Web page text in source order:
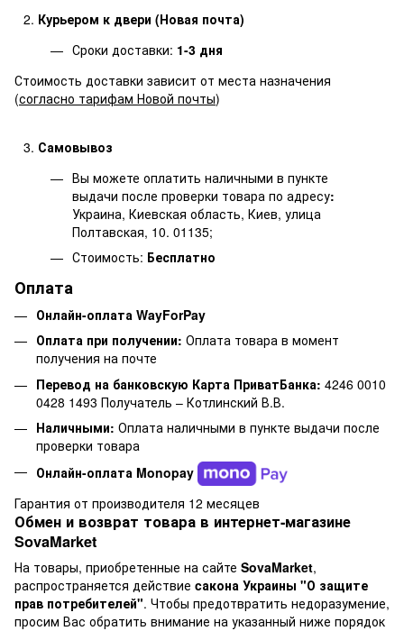
Курьером к двери (Новая почта)
Сроки доставки: 1-3 дня
Стоимость доставки зависит от места назначения
(согласно тарифам Новой почты)
Самовывоз
Вы можете оплатить наличными в пункте
выдачи после проверки товара по адресу:
Украина, Киевская область, Киев, улица
Полтавская, 10. 01135;
Стоимость: Бесплатно
Оплата
Онлайн-оплата WayForPay
Оплата при получении: Оплата товара в момент
получения на почте
Перевод на банковскую Карта ПриватБанка: 4246 0010
0428 1493 Получатель – Котлинский В.В.
Наличными: Оплата наличными в пункте выдачи после
проверки товара
Онлайн-оплата Monopay
Гарантия от производителя 12 месяцев
Обмен и возврат товара в интернет-магазине
SovaMarket
На товары, приобретенные на сайте SovaMarket,
распространяется действие cакона Украины "О защите
прав потребителей". Чтобы предотвратить недоразумение,
просим Вас обратить внимание на указанный ниже порядок